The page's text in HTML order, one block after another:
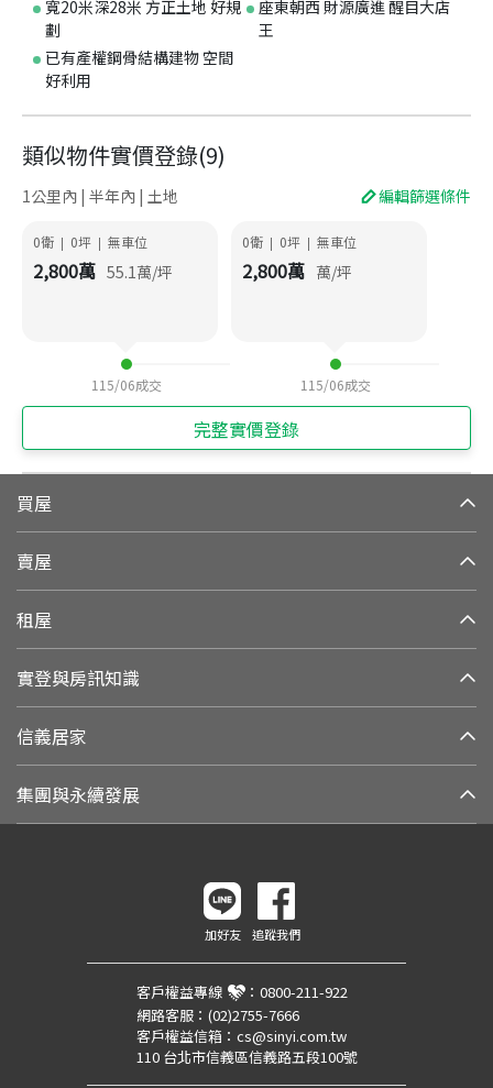
寬20米深28米 方正土地 好規
劃
座東朝西 財源廣進 醒目大店
王
已有產權鋼骨結構建物 空間
好利用
類似物件實價登錄(9)
1公里內 | 半年內 | 土地 編輯篩選條件
0衛 | 0坪 | 無車位
2,800萬 55.1萬/坪
115/06成交
0衛 | 0坪 | 無車位
2,800萬 萬/坪
115/06成交
完整實價登錄
買屋
賣屋
租屋
實登與房訊知識
信義居家
集團與永續發展
加好友 追蹤我們
客戶權益專線 ： 0800-211-922
網路客服： (02)2755-7666
客戶權益信箱： cs@sinyi.com.tw
110 台北市信義區信義路五段100號